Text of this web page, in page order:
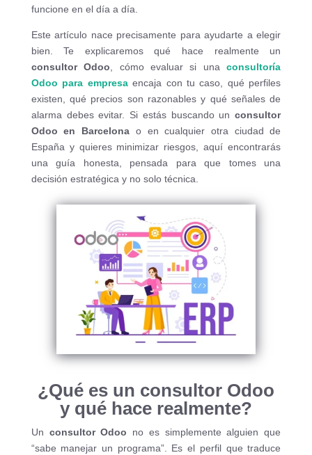
funcione en el día a día.
Este artículo nace precisamente para ayudarte a elegir
bien. Te explicaremos qué hace realmente un
consultor Odoo, cómo evaluar si unaconsultoría
Odoo para empresaencaja con tu caso, qué perfiles
existen, qué precios son razonables y qué señales de
alarma debes evitar. Si estás buscando unconsultor
Odoo en Barcelona o en cualquier otra ciudad de
España y quieres minimizar riesgos, aquí encontrarás
una guía honesta, pensada para que tomes una
decisión estratégica y no solo técnica.
¿Qué es un consultor Odoo
y qué hace realmente?
Un consultor Odoo no es simplemente alguien que
“sabe manejar un programa”. Es el perfil que traduce